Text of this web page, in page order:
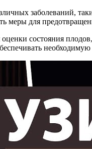
заболеваний,
меры для
состояния